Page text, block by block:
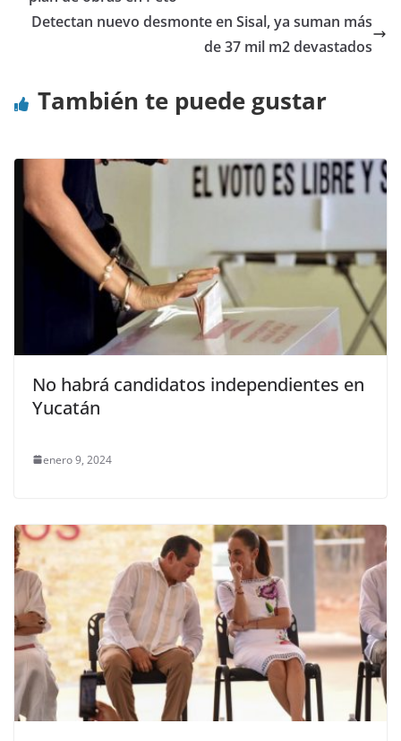
Detectan nuevo desmonte en Sisal, ya suman más
de 37 mil m2 devastados
También te puede gustar
No habrá candidatos independientes en
Yucatán
enero 9, 2024